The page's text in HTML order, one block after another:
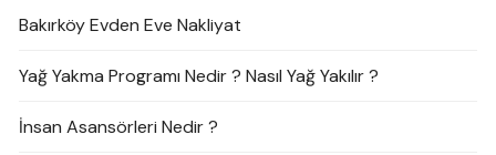
Bakırköy Evden Eve Nakliyat
Yağ Yakma Programı Nedir ? Nasıl Yağ Yakılır ?
İnsan Asansörleri Nedir ?